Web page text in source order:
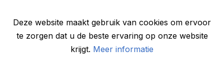
Deze website maakt gebruik van cookies om ervoor
te zorgen dat u de beste ervaring op onze website
krijgt. Meer informatie
bij hun kernwaarden en zakelijke doelstellingen,
wat resulteert in een meer gerichte en effectieve